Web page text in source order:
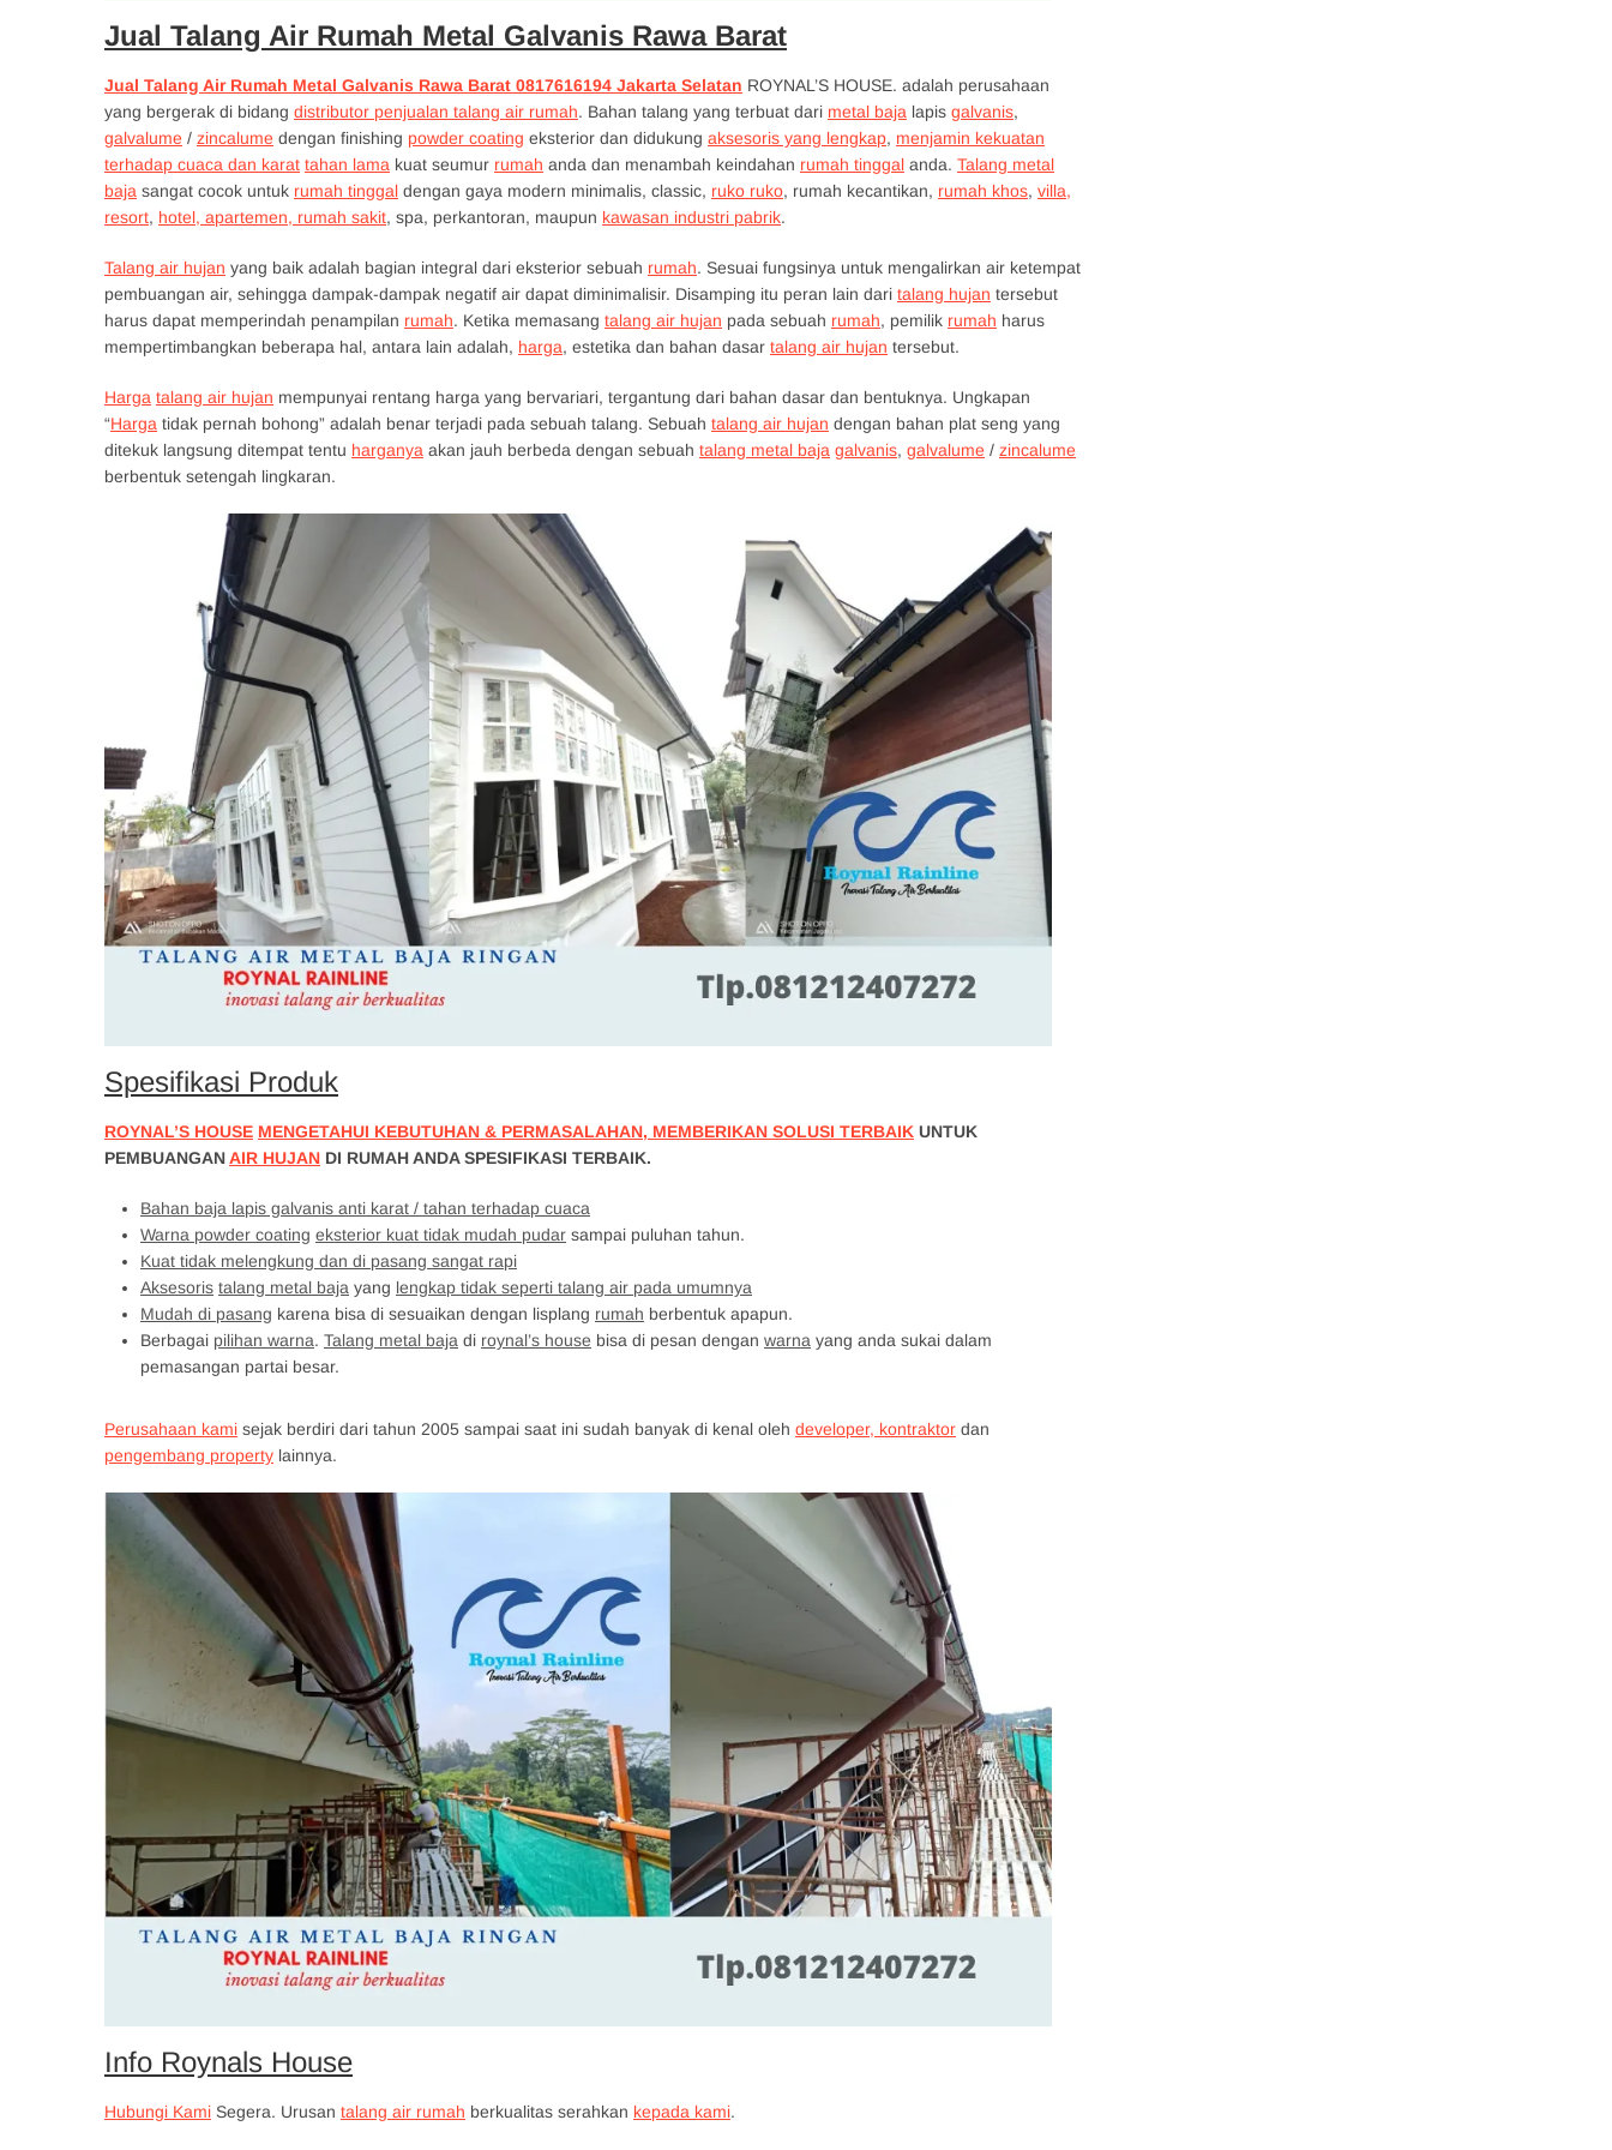
Jual Talang Air Rumah Metal Galvanis Rawa Barat
Jual Talang Air Rumah Metal Galvanis Rawa Barat 0817616194 Jakarta Selatan ROYNAL’S HOUSE. adalah perusahaan
yang bergerak di bidang distributor penjualan talang air rumah. Bahan talang yang terbuat dari metal baja lapis galvanis,
galvalume / zincalume dengan finishing powder coating eksterior dan didukung aksesoris yang lengkap, menjamin kekuatan
terhadap cuaca dan karat tahan lama kuat seumur rumah anda dan menambah keindahan rumah tinggal anda. Talang metal
baja sangat cocok untuk rumah tinggal dengan gaya modern minimalis, classic, ruko ruko, rumah kecantikan, rumah khos, villa,
resort, hotel, apartemen, rumah sakit, spa, perkantoran, maupun kawasan industri pabrik.
Talang air hujan yang baik adalah bagian integral dari eksterior sebuah rumah. Sesuai fungsinya untuk mengalirkan air ketempat
pembuangan air, sehingga dampak-dampak negatif air dapat diminimalisir. Disamping itu peran lain dari talang hujan tersebut
harus dapat memperindah penampilan rumah. Ketika memasang talang air hujan pada sebuah rumah, pemilik rumah harus
mempertimbangkan beberapa hal, antara lain adalah, harga, estetika dan bahan dasar talang air hujan tersebut.
Harga talang air hujan mempunyai rentang harga yang bervariari, tergantung dari bahan dasar dan bentuknya. Ungkapan
“Harga tidak pernah bohong” adalah benar terjadi pada sebuah talang. Sebuah talang air hujan dengan bahan plat seng yang
ditekuk langsung ditempat tentu harganya akan jauh berbeda dengan sebuah talang metal baja galvanis, galvalume / zincalume
berbentuk setengah lingkaran.
Spesifikasi Produk
ROYNAL’S HOUSE MENGETAHUI KEBUTUHAN & PERMASALAHAN, MEMBERIKAN SOLUSI TERBAIK UNTUK
PEMBUANGANAIR HUJAN DI RUMAH ANDA SPESIFIKASI TERBAIK.
Bahan baja lapis galvanis anti karat / tahan terhadap cuaca
Warna powder coating eksterior kuat tidak mudah pudar sampai puluhan tahun.
Kuat tidak melengkung dan di pasang sangat rapi
Aksesoris talang metal baja yang lengkap tidak seperti talang air pada umumnya
Mudah di pasang karena bisa di sesuaikan dengan lisplang rumah berbentuk apapun.
Berbagai pilihan warna. Talang metal baja di roynal’s house bisa di pesan dengan warna yang anda sukai dalam
pemasangan partai besar.
Perusahaan kami sejak berdiri dari tahun 2005 sampai saat ini sudah banyak di kenal oleh developer, kontraktor dan
pengembang property lainnya.
Info Roynals House
Hubungi Kami Segera. Urusan talang air rumah berkualitas serahkan kepada kami.